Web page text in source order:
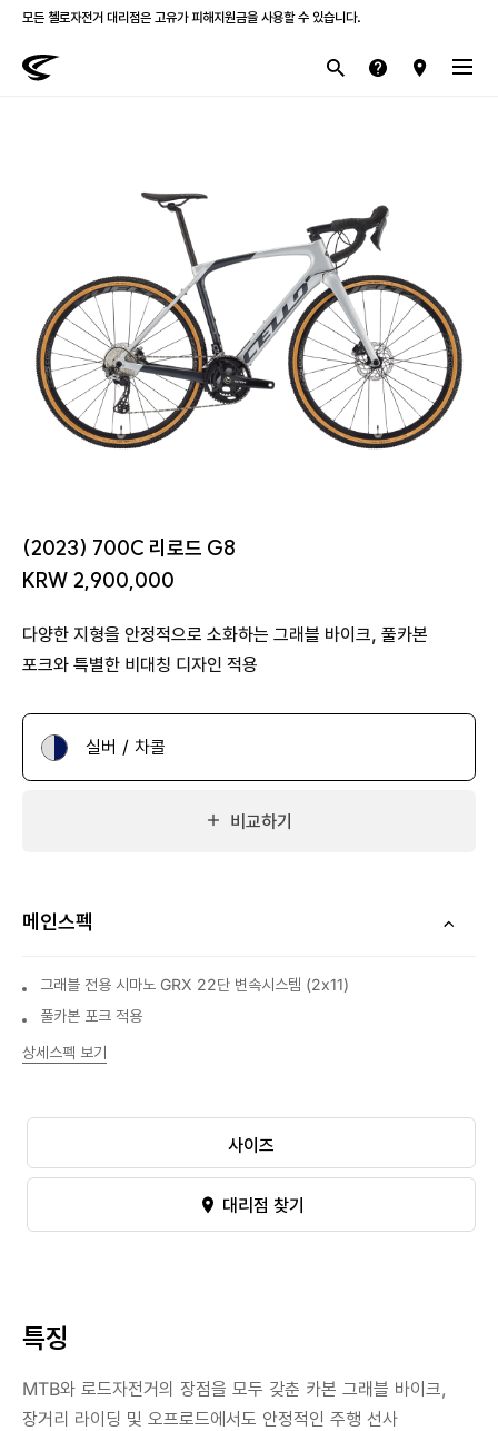
모든 첼로자전거 대리점은 고유가 피해지원금을 사용할 수 있습니다.
첼로 전 제품 삼성카드 / KB국민카드 12개월 무이자 할부 행사를 진행하고 있습니다.
(2023) 700C 리로드 G8
KRW 2,900,000
다양한 지형을 안정적으로 소화하는 그래블 바이크, 풀카본
포크와 특별한 비대칭 디자인 적용
실버 / 차콜
비교하기
메인스펙
그래블 전용 시마노 GRX 22단 변속시스템 (2x11)
풀카본 포크 적용
상세스펙 보기
사이즈
대리점 찾기
특징
MTB와 로드자전거의 장점을 모두 갖춘 카본 그래블 바이크,
장거리 라이딩 및 오프로드에서도 안정적인 주행 선사